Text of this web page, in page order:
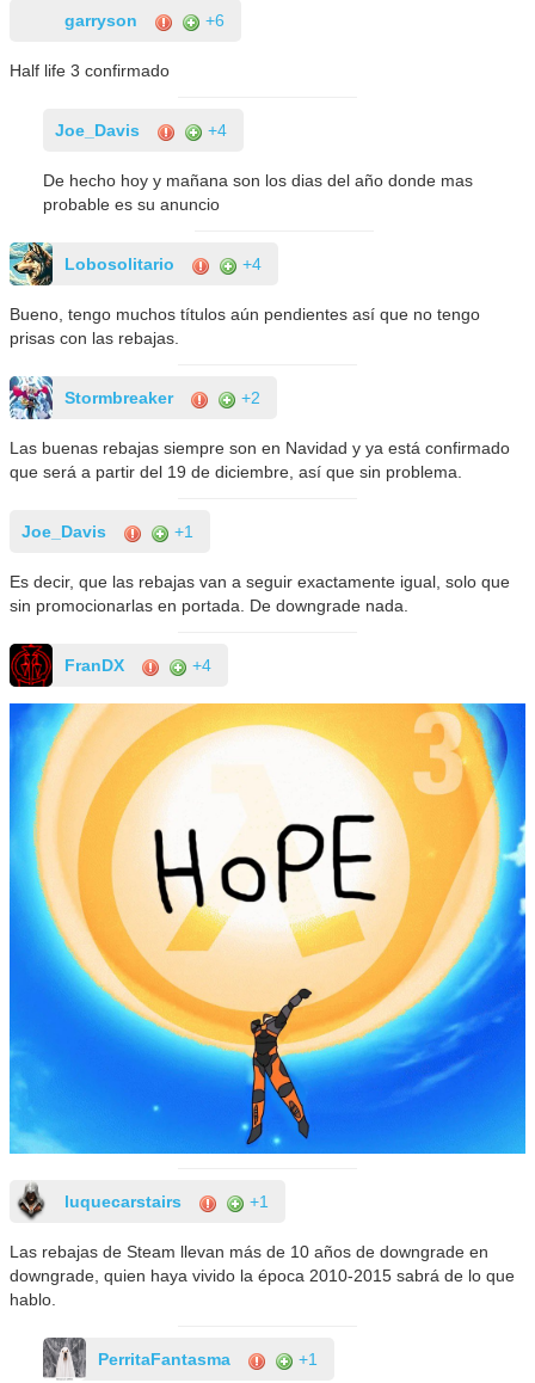
garryson +6
Half life 3 confirmado
Joe_Davis +4
De hecho hoy y mañana son los dias del año donde mas
probable es su anuncio
Lobosolitario +4
Bueno, tengo muchos títulos aún pendientes así que no tengo
prisas con las rebajas.
Stormbreaker +2
Las buenas rebajas siempre son en Navidad y ya está confirmado
que será a partir del 19 de diciembre, así que sin problema.
Joe_Davis +1
Es decir, que las rebajas van a seguir exactamente igual, solo que
sin promocionarlas en portada. De downgrade nada.
FranDX +4
luquecarstairs +1
Las rebajas de Steam llevan más de 10 años de downgrade en
downgrade, quien haya vivido la época 2010-2015 sabrá de lo que
hablo.
PerritaFantasma +1